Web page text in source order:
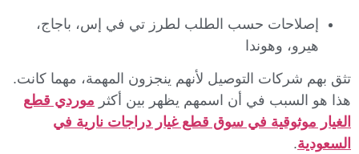
إصلاحات حسب الطلب لطرز تي في إس، باجاج،
هيرو، وهوندا
تثق بهم شركات التوصيل لأنهم ينجزون المهمة، مهما كانت.
هذا هو السبب في أن اسمهم يظهر بين أكثر موردي قطع
الغيار موثوقية في سوق قطع غيار دراجات نارية في
السعودية.